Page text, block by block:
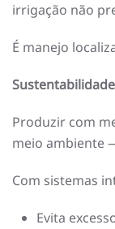
irrigação não
É manejo
Produzir com
meio ambiente
Com sistemas
Evita